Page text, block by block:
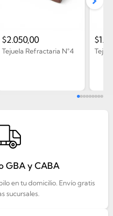
Tejuela Refractaria N°4
$2.050,00 $
GBA y CABA
en tu domicilio. Envío gratis
sucursales.